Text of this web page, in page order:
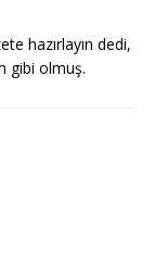
hazırlayın dedi,
gibi olmuş.